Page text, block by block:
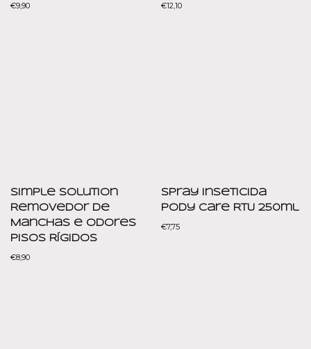
€9,90 €12,10
Simple Solution
Removedor de
Manchas e Odores
Pisos Rígidos
€8,90
Spray Inseticida
Pody Care RTU 250ml
€7,75